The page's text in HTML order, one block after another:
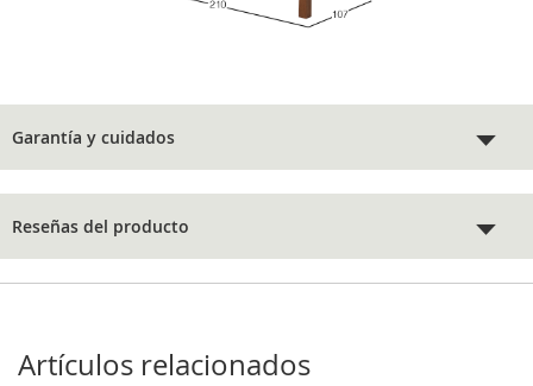
Garantía y cuidados
Reseñas del producto
Artículos relacionados